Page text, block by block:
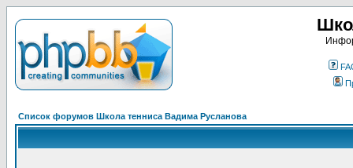
Список форумов Школа тенниса Вадима Русланова